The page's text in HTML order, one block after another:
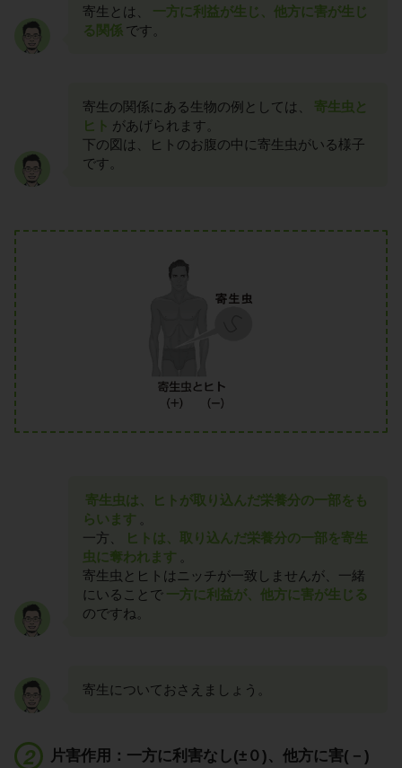
寄生とは、
一方に利益が生じ、他方に害が生じ
る関係 です。
寄生の関係にある生物の例としては、
寄生虫と
ヒト があげられます。
下の図は、ヒトのお腹の中に寄生虫がいる様子
です。
寄生虫は、ヒトが取り込んだ栄養分の一部をも
らいます
一方、
ヒトは、取り込んだ栄養分の一部を寄生
虫に奪われます
寄生虫とヒトはニッチが一致しませんが、一緒
にいることで 一方に利益が、他方に害が生じる
のですね。
寄生についておさえましょう。
片害作用：一方に利害なし(±０)、他方に害(－)